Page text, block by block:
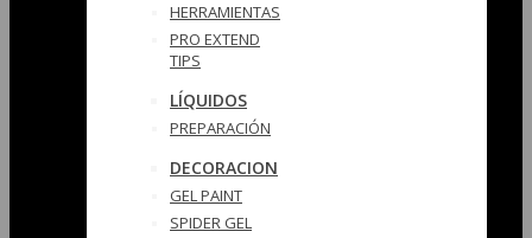
HERRAMIENTAS
PRO EXTEND
TIPS
LÍQUIDOS
PREPARACIÓN
DECORACION
GEL PAINT
SPIDER GEL